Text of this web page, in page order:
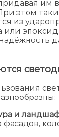
им
этом
из
или
и
фасадов,